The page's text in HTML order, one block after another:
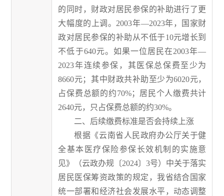
的同时，财政对居民参保的补助进行了更
大幅度的上调。2003年—2023年，国家财
政对居民参保的补助从不低于10元增长到
不低于640元。如果一位居民在2003年—
2023年连续参保，其医保总保费至少为
8660元；其中财政共补助至少为6020元，
占保费总额的约70%；居民个人缴费共计
2640元，只占保费总额的约30%。
二、后续缴费标准是否会持续上涨
根据《云南省人民政府办公厅关于健
全基本医疗保险参保长效机制的实施意
见》（云政办规〔2024〕3号）中关于落实
居民医保筹资政策的规定，我省结合国家
统一部署和经济社会发展水平，动态调整